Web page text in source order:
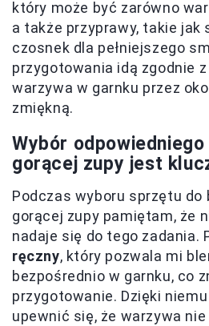
który może być zarówno
a także przyprawy, takie jak
czosnek dla pełniejszego
przygotowania idą zgodnie
warzywa w garnku przez
zmiękną.
Wybór
gorącej zupy jest
Podczas wyboru sprzętu do
gorącej zupy pamiętam, że
nadaje się do tego zadania.
ręczny, który pozwala mi
bezpośrednio w garnku, co
przygotowanie. Dzięki
upewnić się, że warzywa